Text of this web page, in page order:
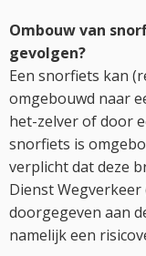
Ombouw van
gevolgen?
Een snorfiets kan
omgebouwd naar
het-zelver of door
snorfiets is
verplicht dat deze
Dienst Wegverkeer
doorgegeven aan
namelijk een